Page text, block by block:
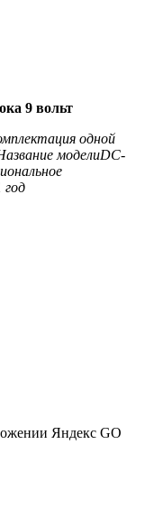
9 вольт
одной
моделиDC-
год
Яндекс GO